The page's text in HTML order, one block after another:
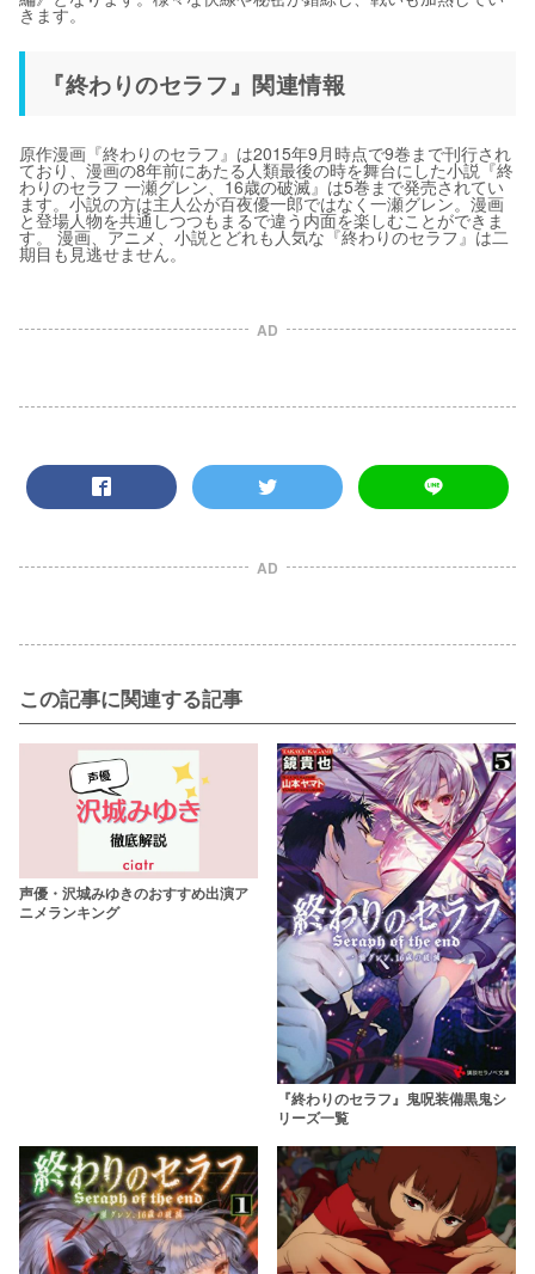
きます。
『終わりのセラフ』関連情報
原作漫画『終わりのセラフ』は2015年9月時点で9巻まで刊行され
ており、漫画の8年前にあたる人類最後の時を舞台にした小説『終
わりのセラフ 一瀬グレン、16歳の破滅』は5巻まで発売されてい
ます。小説の方は主人公が百夜優一郎ではなく一瀬グレン。漫画
と登場人物を共通しつつもまるで違う内面を楽しむことができま
す。 漫画、アニメ、小説とどれも人気な『終わりのセラフ』は二
期目も見逃せません。
AD
AD
この記事に関連する記事
声優・沢城みゆきのおすすめ出演ア
ニメランキング
『終わりのセラフ』鬼呪装備黒鬼シ
リーズ一覧